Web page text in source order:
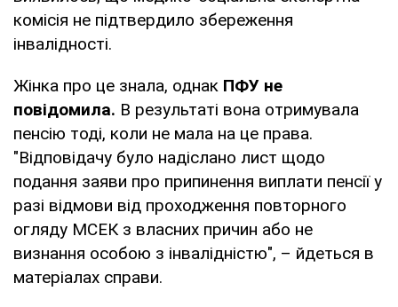
комісія не підтвердило збереження
інвалідності.
Жінка про це знала, однак ПФУ не
повідомила. В результаті вона отримувала
пенсію тоді, коли не мала на це права.
"Відповідачу було надіслано лист щодо
подання заяви про припинення виплати пенсії у
разі відмови від проходження повторного
огляду МСЕК з власних причин або не
визнання особою з інвалідністю", – йдеться в
матеріалах справи.